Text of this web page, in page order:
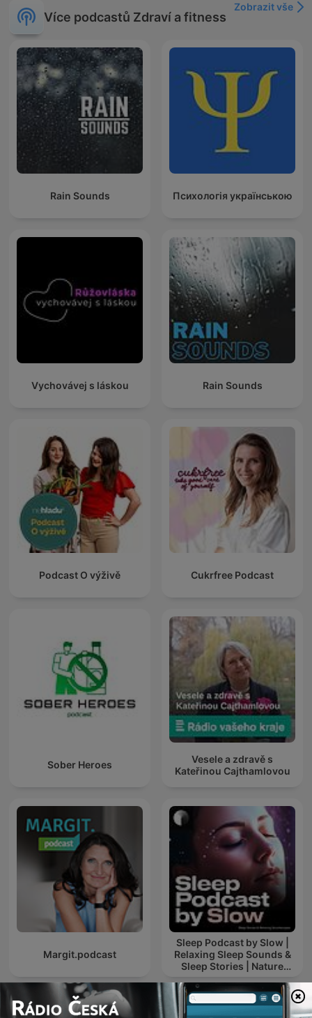
Více podcastů Zdraví a fitness
Zobrazit vše
Rain Sounds Психологія українською
Vychovávej s láskou Rain Sounds
Podcast O výživě Cukrfree Podcast
Sober Heroes
Vesele a zdravě s
Kateřinou Cajthamlovou
Margit.podcast
Sleep Podcast by Slow |
Relaxing Sleep Sounds &
Sleep Stories | Nature